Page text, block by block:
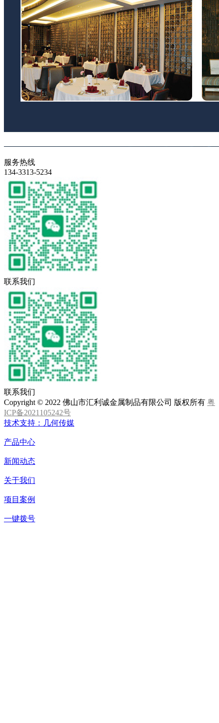
服务热线
134-3313-5234
联系我们
联系我们
Copyright © 2022 佛山市汇利诚金属制品有限公司 版权所有 粤
ICP备2021105242号
技术支持：几何传媒
产品中心
新闻动态
关于我们
项目案例
一键拨号